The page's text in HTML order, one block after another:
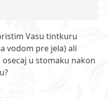
Vasu tintkuru
vodom pre jela) ali
u stomaku nakon